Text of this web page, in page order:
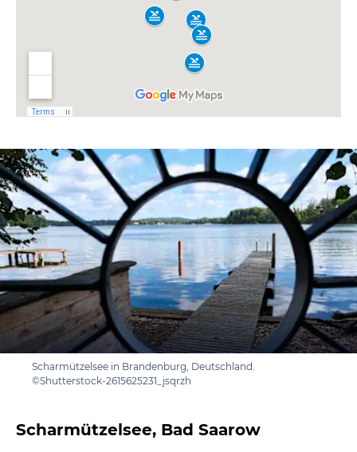
Scharmützelsee in Brandenburg, Deutschland.
©Shutterstock-2615625231_jsqrzh
Scharmützelsee, Bad Saarow